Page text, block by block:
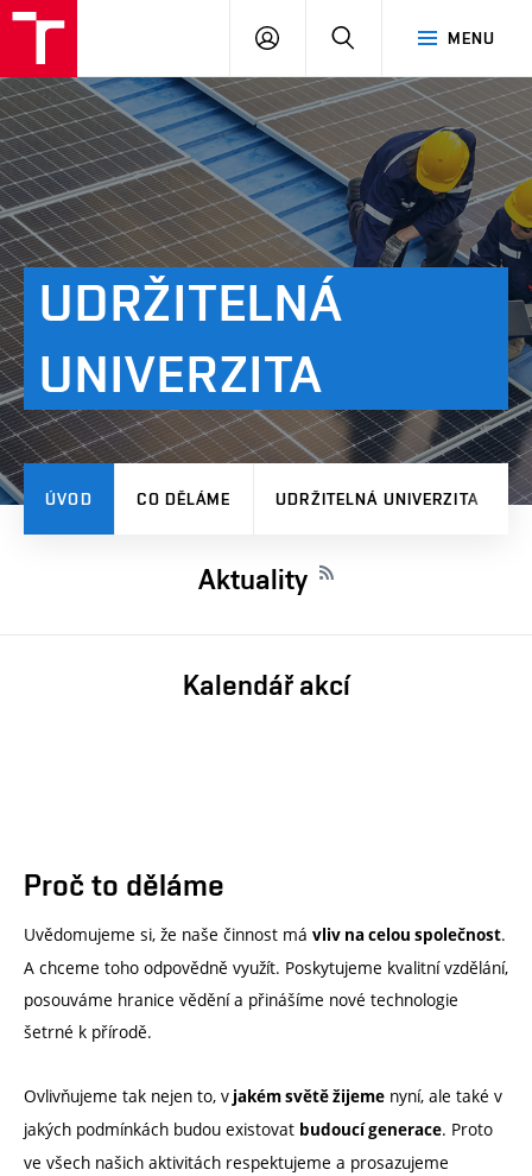
MENU
PŘIHLÁSIT
UDRŽITELNÁ
UNIVERZITA
ÚVOD CO DĚLÁME UDRŽITELNÁ UNIVERZITA
Aktuality
Kalendář akcí
Proč to děláme
Uvědomujeme si, že naše činnost má vliv na celou společnost.
A chceme toho odpovědně využít. Poskytujeme kvalitní vzdělání,
posouváme hranice vědění a přinášíme nové technologie
šetrné k přírodě.
Ovlivňujeme tak nejen to, v jakém světě žijeme nyní, ale také v
jakých podmínkách budou existovat budoucí generace. Proto
ve všech našich aktivitách respektujeme a prosazujeme